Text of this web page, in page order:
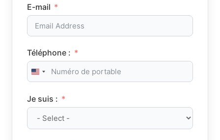
E-mail
Téléphone :
United States +1
Je suis :